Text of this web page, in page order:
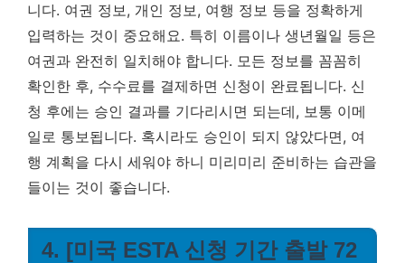
니다. 여권 정보, 개인 정보, 여행 정보 등을 정확하게
입력하는 것이 중요해요. 특히 이름이나 생년월일 등은
여권과 완전히 일치해야 합니다. 모든 정보를 꼼꼼히
확인한 후, 수수료를 결제하면 신청이 완료됩니다. 신
청 후에는 승인 결과를 기다리시면 되는데, 보통 이메
일로 통보됩니다. 혹시라도 승인이 되지 않았다면, 여
행 계획을 다시 세워야 하니 미리미리 준비하는 습관을
들이는 것이 좋습니다.
4. [미국 ESTA 신청 기간 출발 72